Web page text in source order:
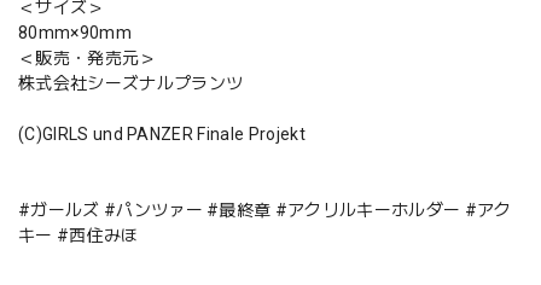
＜サイズ＞
80mm×90mm
＜販売・発売元＞
株式会社シーズナルプランツ
(C)GIRLS und PANZER Finale Projekt
#ガールズ #パンツァー #最終章 #アクリルキーホルダー #アク
キー #西住みほ